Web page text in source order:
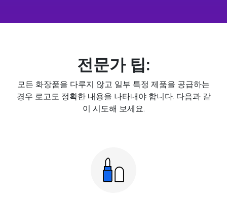
전문가 팁:
모든 화장품을 다루지 않고 일부 특정 제품을 공급하는
경우 로고도 정확한 내용을 나타내야 합니다. 다음과 같
이 시도해 보세요.